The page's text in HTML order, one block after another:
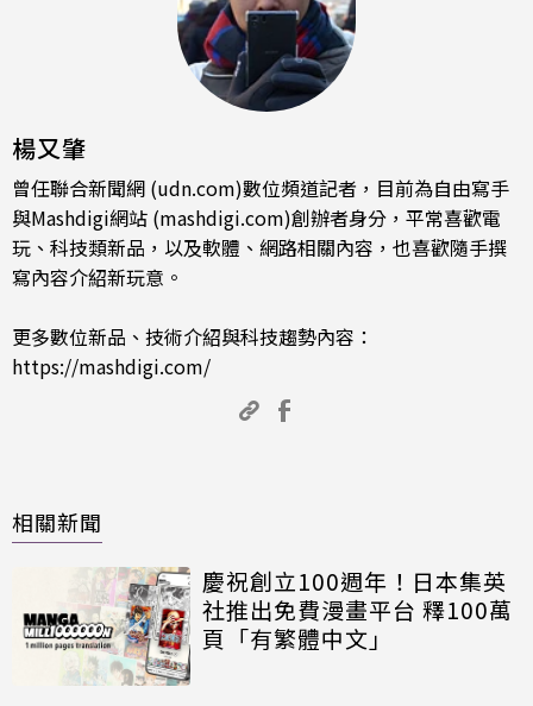
楊又肇
曾任聯合新聞網 (udn.com)數位頻道記者，目前為自由寫手
與Mashdigi網站 (mashdigi.com)創辦者身分，平常喜歡電
玩、科技類新品，以及軟體、網路相關內容，也喜歡隨手撰
寫內容介紹新玩意。
更多數位新品、技術介紹與科技趨勢內容：
https://mashdigi.com/
相關新聞
慶祝創立100週年！日本集英
社推出免費漫畫平台 釋100萬
頁「有繁體中文」